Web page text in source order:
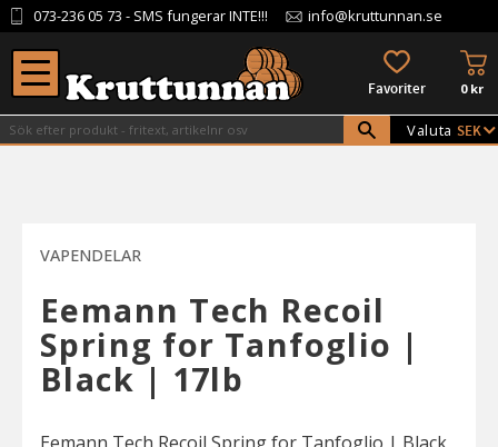
Meny
073-236 05 73 - SMS fungerar INTE!!! info@kruttunnan.se
FAVORITER 0kr
Valuta
VAPENDELAR
Eemann Tech Recoil
Spring for Tanfoglio |
Black | 17lb